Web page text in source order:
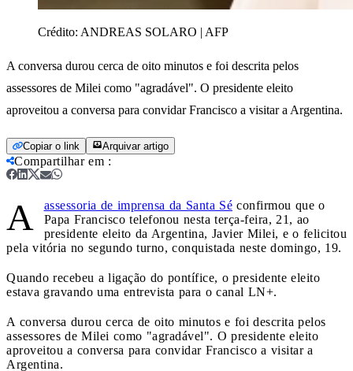
Crédito: ANDREAS SOLARO | AFP
A conversa durou cerca de oito minutos e foi descrita pelos
assessores de Milei como "agradável". O presidente eleito
aproveitou a conversa para convidar Francisco a visitar a Argentina.
Copiar o link Arquivar artigo
Compartilhar em :
A assessoria de imprensa da Santa Sé confirmou que o
Papa Francisco telefonou nesta terça-feira, 21, ao
presidente eleito da Argentina, Javier Milei, e o felicitou
pela vitória no segundo turno, conquistada neste domingo, 19.
Quando recebeu a ligação do pontífice, o presidente eleito
estava gravando uma entrevista para o canal LN+.
A conversa durou cerca de oito minutos e foi descrita pelos
assessores de Milei como "agradável". O presidente eleito
aproveitou a conversa para convidar Francisco a visitar a
Argentina.